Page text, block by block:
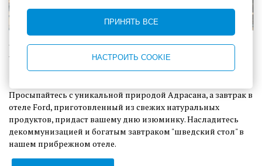
ПРИНЯТЬ ВСЕ
НАСТРОИТЬ COOKIE
Пакет услуг типа "постель и
завтрак"
Просыпайтесь с уникальной природой Адрасана, а завтрак в
отеле Ford, приготовленный из свежих натуральных
продуктов, придаст вашему дню изюминку. Насладитесь
декоммунизацией и богатым завтраком "шведский стол" в
нашем прибрежном отеле.